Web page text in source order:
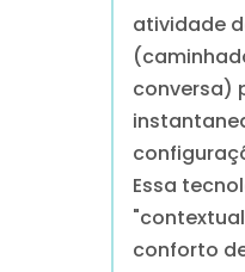
atividade
conversa)
Essa
conforto